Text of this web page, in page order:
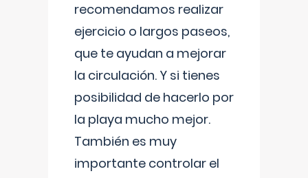
recomendamos realizar
ejercicio o largos paseos,
que te ayudan a mejorar
la circulación. Y si tienes
posibilidad de hacerlo por
la playa mucho mejor.
También es muy
importante controlar el